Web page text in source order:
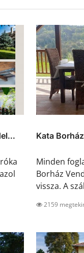
Kata
Minden
Borház
vissza. A
2159